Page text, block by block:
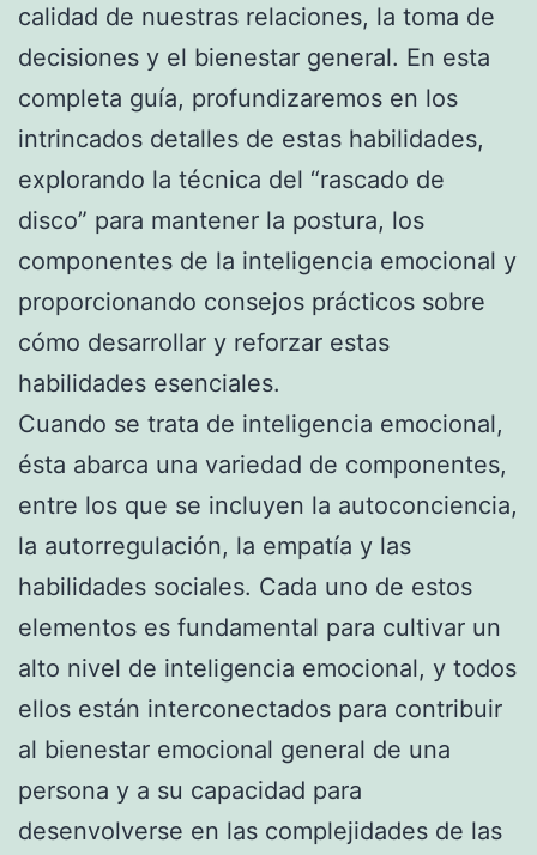
calidad de nuestras relaciones, la toma de
decisiones y el bienestar general. En esta
completa guía, profundizaremos en los
intrincados detalles de estas habilidades,
explorando la técnica del “rascado de
disco” para mantener la postura, los
componentes de la inteligencia emocional y
proporcionando consejos prácticos sobre
cómo desarrollar y reforzar estas
habilidades esenciales.
Cuando se trata de inteligencia emocional,
ésta abarca una variedad de componentes,
entre los que se incluyen la autoconciencia,
la autorregulación, la empatía y las
habilidades sociales. Cada uno de estos
elementos es fundamental para cultivar un
alto nivel de inteligencia emocional, y todos
ellos están interconectados para contribuir
al bienestar emocional general de una
persona y a su capacidad para
desenvolverse en las complejidades de las